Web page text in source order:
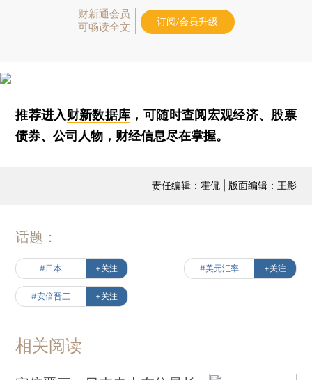
财新通会员
可畅读全文
订阅/会员升级
推荐进入财新数据库 ，可随时查阅宏观经济、股票
债券、公司人物，财经信息尽在掌握。
责任编辑：霍侃 | 版面编辑：王影
话题：
#日本 +关注 #美元汇率 +关注
#安倍晋三 +关注
相关阅读